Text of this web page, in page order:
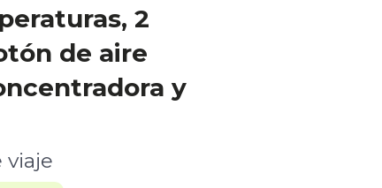
2
de aire
y
viaje